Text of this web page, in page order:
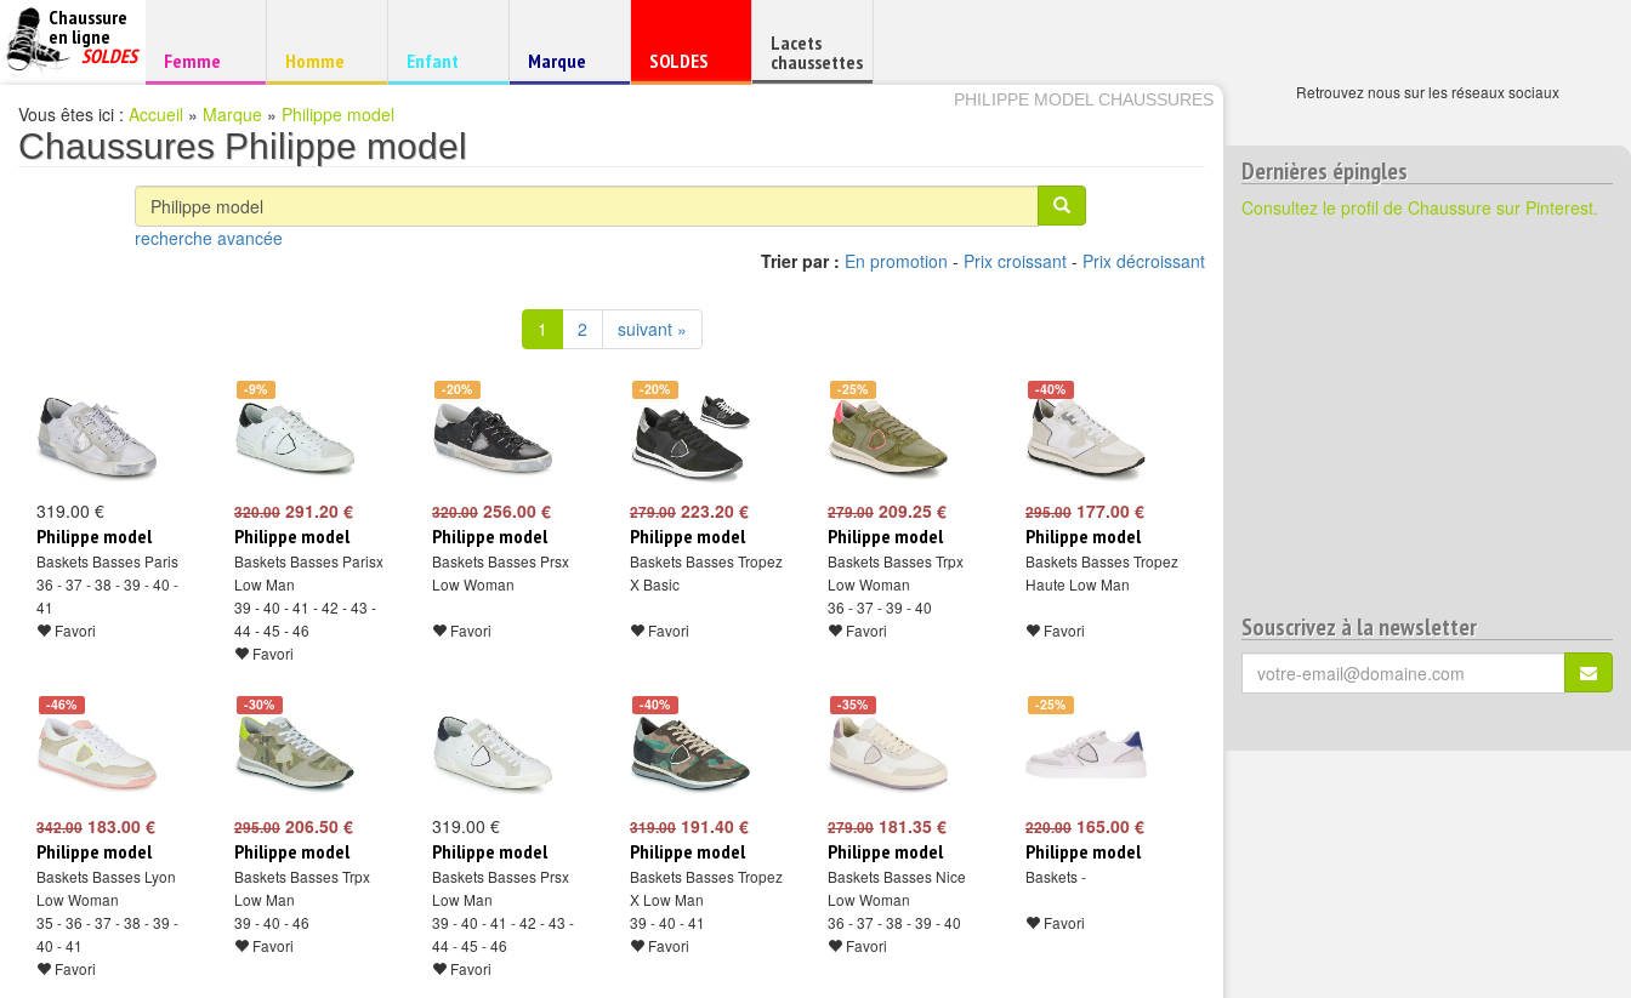
Chaussure
à
prix
Chaussure
en ligne
pas
SOLDES Chaussure
Femme Chaussure
Homme Chaussure
Enfant
Chaussure
de
Marque
Chaussure
en
SOLDES
Lacets
chaussettes
PHILIPPE MODEL CHAUSSURES
Vous êtes ici : Accueil » Marque » Philippe model
Chaussures Philippe model
recherche avancée
Trier par : En promotion - Prix croissant - Prix décroissant
1 2 suivant »
319.00 €
Philippe model
Baskets Basses Paris
36 - 37 - 38 - 39 - 40 -
41
Favori
-9%
320.00 291.20 €
Philippe model
Baskets Basses Parisx
Low Man
39 - 40 - 41 - 42 - 43 -
44 - 45 - 46
Favori
-20%
320.00 256.00 €
Philippe model
Baskets Basses Prsx
Low Woman
Favori
-20%
279.00 223.20 €
Philippe model
Baskets Basses Tropez
X Basic
Favori
-25%
279.00 209.25 €
Philippe model
Baskets Basses Trpx
Low Woman
36 - 37 - 39 - 40
Favori
-40%
295.00 177.00 €
Philippe model
Baskets Basses Tropez
Haute Low Man
Favori
-46%
342.00 183.00 €
Philippe model
Baskets Basses Lyon
Low Woman
35 - 36 - 37 - 38 - 39 -
40 - 41
Favori
-30%
295.00 206.50 €
Philippe model
Baskets Basses Trpx
Low Man
39 - 40 - 46
Favori
319.00 €
Philippe model
Baskets Basses Prsx
Low Man
39 - 40 - 41 - 42 - 43 -
44 - 45 - 46
Favori
-40%
319.00 191.40 €
Philippe model
Baskets Basses Tropez
X Low Man
39 - 40 - 41
Favori
-35%
279.00 181.35 €
Philippe model
Baskets Basses Nice
Low Woman
36 - 37 - 38 - 39 - 40
Favori
-25%
220.00 165.00 €
Philippe model
Baskets -
Favori
Dernières épingles
Consultez le profil de Chaussure sur Pinterest.
Souscrivez à la newsletter
Votre
email
Retrouvez nous sur les réseaux sociaux